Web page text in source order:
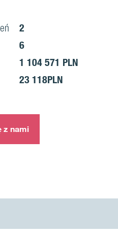
2
6
1 104 571 PLN
23 118PLN
z nami